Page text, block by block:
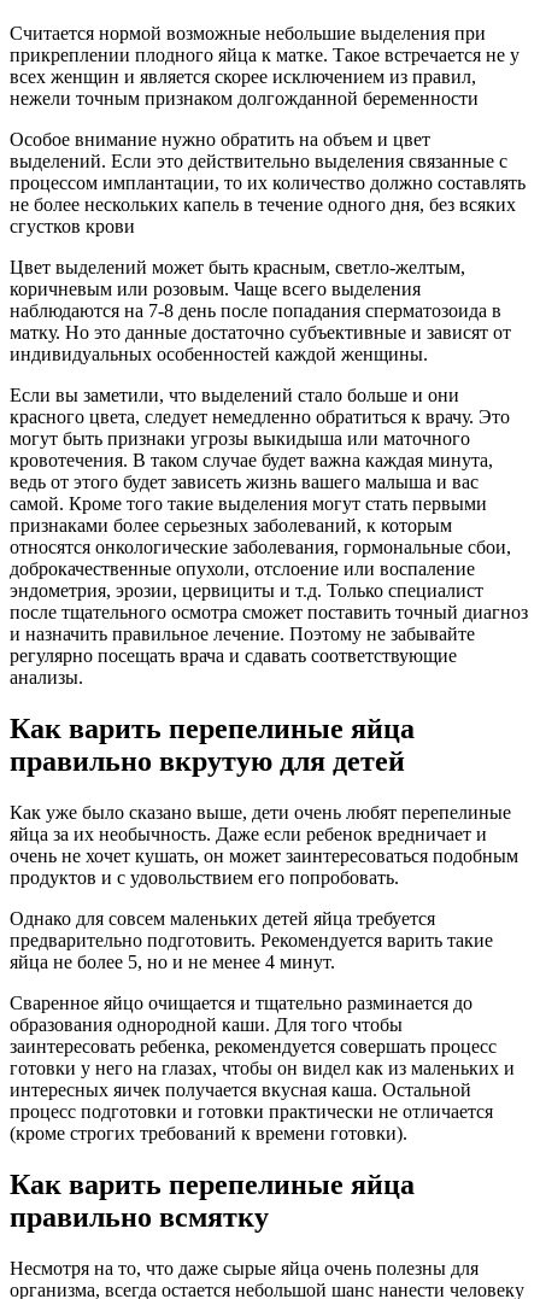
Считается нормой возможные небольшие выделения при
прикреплении плодного яйца к матке. Такое встречается не у
всех женщин и является скорее исключением из правил,
нежели точным признаком долгожданной беременности
Особое внимание нужно обратить на объем и цвет
выделений. Если это действительно выделения связанные с
процессом имплантации, то их количество должно составлять
не более нескольких капель в течение одного дня, без всяких
сгустков крови
Цвет выделений может быть красным, светло-желтым,
коричневым или розовым. Чаще всего выделения
наблюдаются на 7-8 день после попадания сперматозоида в
матку. Но это данные достаточно субъективные и зависят от
индивидуальных особенностей каждой женщины.
Если вы заметили, что выделений стало больше и они
красного цвета, следует немедленно обратиться к врачу. Это
могут быть признаки угрозы выкидыша или маточного
кровотечения. В таком случае будет важна каждая минута,
ведь от этого будет зависеть жизнь вашего малыша и вас
самой. Кроме того такие выделения могут стать первыми
признаками более серьезных заболеваний, к которым
относятся онкологические заболевания, гормональные сбои,
доброкачественные опухоли, отслоение или воспаление
эндометрия, эрозии, цервициты и т.д. Только специалист
после тщательного осмотра сможет поставить точный диагноз
и назначить правильное лечение. Поэтому не забывайте
регулярно посещать врача и сдавать соответствующие
анализы.
Как варить перепелиные яйца
правильно вкрутую для детей
Как уже было сказано выше, дети очень любят перепелиные
яйца за их необычность. Даже если ребенок вредничает и
очень не хочет кушать, он может заинтересоваться подобным
продуктов и с удовольствием его попробовать.
Однако для совсем маленьких детей яйца требуется
предварительно подготовить. Рекомендуется варить такие
яйца не более 5, но и не менее 4 минут.
Сваренное яйцо очищается и тщательно разминается до
образования однородной каши. Для того чтобы
заинтересовать ребенка, рекомендуется совершать процесс
готовки у него на глазах, чтобы он видел как из маленьких и
интересных яичек получается вкусная каша. Остальной
процесс подготовки и готовки практически не отличается
(кроме строгих требований к времени готовки).
Как варить перепелиные яйца
правильно всмятку
Несмотря на то, что даже сырые яйца очень полезны для
организма, всегда остается небольшой шанс нанести человеку